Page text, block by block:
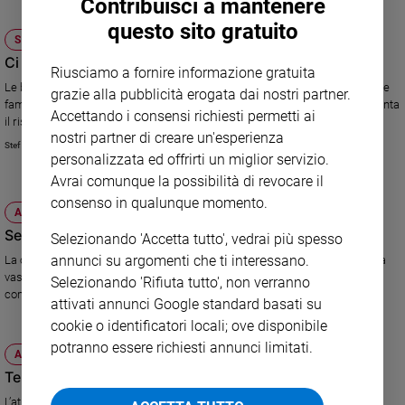
2026
Cinema,
Tv
e
streaming
Libri
Musica
Famiglia
educazione
Genitori
Nonni
Coppia
Scuola
STRETTA AL CREDITO E USURA
Ci pensa lo strozzino
Le banche quest’anno hanno dato 5 miliardi di euro in meno di prestiti alle
famiglie, di cui ben 3 al Sud. E quando viene meno il denaro legale, aumenta
il rischio usura. Uno studio della Cgia di Mestre mostra dati allarmanti.
Stefano Pasta
ATTUALITÀ
Se anche Juncker invoca Marx
La clamorosa citazione del presidente dell'Eurogruppo si inserisce in una
vasta riscoperta del filosofo. Le vendite delle sue opere volano ed è
comparsa una carta di credito...
ATTUALITÀ
Tempi lunghi per i rimborsi fiscali
L’attesa è di oltre 14 anni in Italia, contro una media europea di 12 mesi
Contribuisci a mantenere
questo sito gratuito
Riusciamo a fornire informazione gratuita
grazie alla pubblicità erogata dai nostri partner.
Accettando i consensi richiesti permetti ai
nostri partner di creare un'esperienza
personalizzata ed offrirti un miglior servizio.
Avrai comunque la possibilità di revocare il
consenso in qualunque momento.
Selezionando 'Accetta tutto', vedrai più spesso
annunci su argomenti che ti interessano.
Selezionando 'Rifiuta tutto', non verranno
attivati annunci Google standard basati su
cookie o identificatori locali; ove disponibile
potranno essere richiesti annunci limitati.